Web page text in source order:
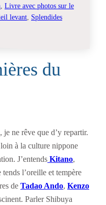
Livre avec photos sur le
levant Splendides
du
ne rêve que d’y repartir.
à la culture nippone
J’entends Kitano,
l’oreille et tempère
de Tadao Ando, Kenzo
Parler Shibuya